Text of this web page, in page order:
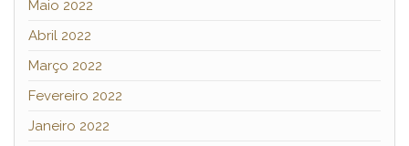
Maio 2022
Abril 2022
Março 2022
Fevereiro 2022
Janeiro 2022